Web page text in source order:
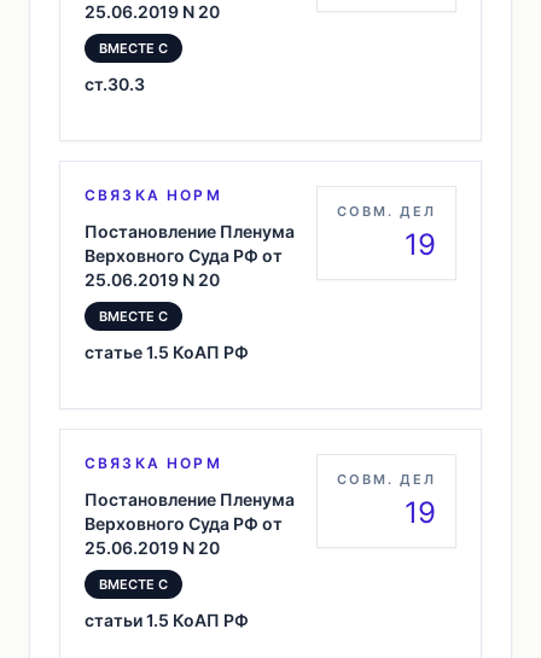
25.06.2019 N 20
ВМЕСТЕ С
ст.30.3
СВЯЗКА НОРМ
Постановление Пленума
Верховного Суда РФ от
25.06.2019 N 20
ВМЕСТЕ С
статье 1.5 КоАП РФ
СОВМ. ДЕЛ
19
СВЯЗКА НОРМ
Постановление Пленума
Верховного Суда РФ от
25.06.2019 N 20
ВМЕСТЕ С
статьи 1.5 КоАП РФ
СОВМ. ДЕЛ
19